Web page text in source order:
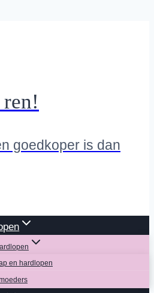
goedkoper is dan
en hardlopen